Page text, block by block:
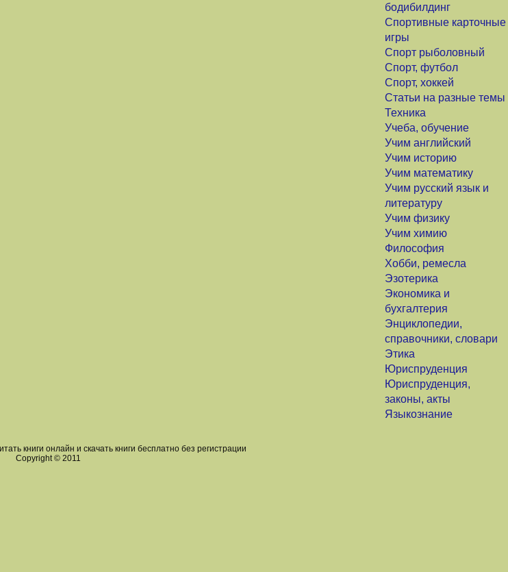
бодибилдинг
Спортивные карточные
игры
Спорт рыболовный
Спорт, футбол
Спорт, хоккей
Статьи на разные темы
Техника
Учеба, обучение
Учим английский
Учим историю
Учим математику
Учим русский язык и
литературу
Учим физику
Учим химию
Философия
Хобби, ремесла
Эзотерика
Экономика и
бухгалтерия
Энциклопедии,
справочники, словари
Этика
Юриспруденция
Юриспруденция,
законы, акты
Языкознание
книги онлайн и скачать книги бесплатно без регистрации
Copyright © 2011